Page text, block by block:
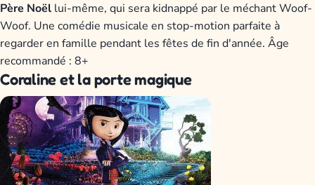
Père Noël lui-même, qui sera kidnappé par le méchant Woof-
Woof. Une comédie musicale en stop-motion parfaite à
regarder en famille pendant les fêtes de fin d'année. Âge
recommandé : 8+
Coraline et la porte magique